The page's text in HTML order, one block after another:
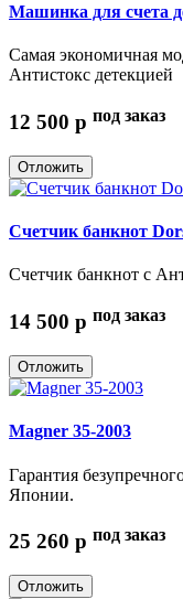
Машинка для счета
Самая экономичная
Антистокс детекцией
12 500 p под заказ
Отложить
Счетчик банкнот
Счетчик банкнот с
14 500 p под заказ
Отложить
Magner 35-2003
Гарантия
Японии.
25 260 p под заказ
Отложить